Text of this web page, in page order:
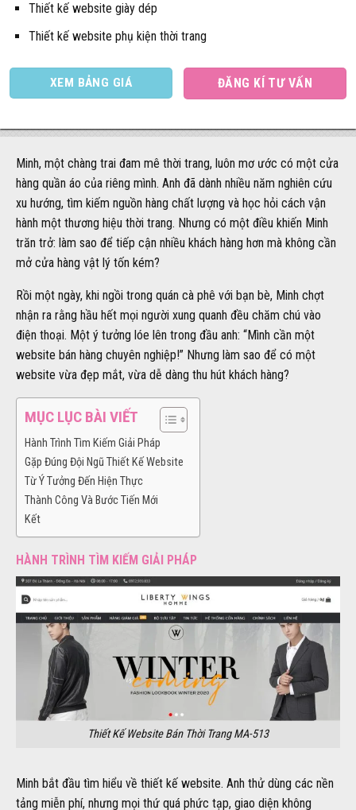
Thiết kế website giày dép
Thiết kế website phụ kiện thời trang
XEM BẢNG GIÁ ĐĂNG KÍ TƯ VẤN
Minh, một chàng trai đam mê thời trang, luôn mơ ước có một cửa
hàng quần áo của riêng mình. Anh đã dành nhiều năm nghiên cứu
xu hướng, tìm kiếm nguồn hàng chất lượng và học hỏi cách vận
hành một thương hiệu thời trang. Nhưng có một điều khiến Minh
trăn trở: làm sao để tiếp cận nhiều khách hàng hơn mà không cần
mở cửa hàng vật lý tốn kém?
Rồi một ngày, khi ngồi trong quán cà phê với bạn bè, Minh chợt
nhận ra rằng hầu hết mọi người xung quanh đều chăm chú vào
điện thoại. Một ý tưởng lóe lên trong đầu anh: “Mình cần một
website bán hàng chuyên nghiệp!” Nhưng làm sao để có một
website vừa đẹp mắt, vừa dễ dàng thu hút khách hàng?
MỤC LỤC BÀI VIẾT
Hành Trình Tìm Kiếm Giải Pháp
Gặp Đúng Đội Ngũ Thiết Kế Website
Từ Ý Tưởng Đến Hiện Thực
Thành Công Và Bước Tiến Mới
Kết
HÀNH TRÌNH TÌM KIẾM GIẢI PHÁP
Thiết Kế Website Bán Thời Trang MA-513
Minh bắt đầu tìm hiểu về thiết kế website. Anh thử dùng các nền
tảng miễn phí, nhưng mọi thứ quá phức tạp, giao diện không